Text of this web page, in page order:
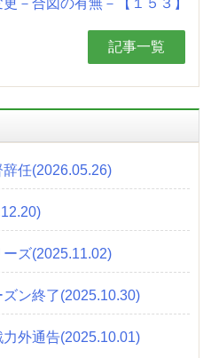
－合図の有無－【１５３】
記事一覧
任(2026.05.26)
ズ(2025.11.02)
ン終了(2025.10.30)
外通告(2025.10.01)